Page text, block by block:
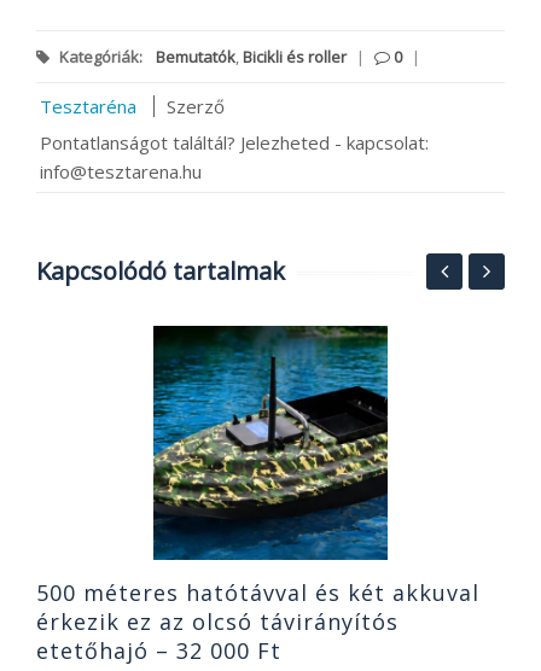
Kategóriák: Bemutatók,Bicikli és roller | 0 |
Tesztaréna
Szerző
Pontatlanságot találtál? Jelezheted - kapcsolat:
info@tesztarena.hu
Kapcsolódó tartalmak
500 méteres hatótávval és két akkuval
érkezik ez az olcsó távirányítós
etetőhajó – 32 000 Ft